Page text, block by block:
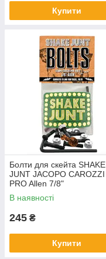
Купити
Болти для скейта SHAKE
JUNT JACOPO CAROZZI
PRO Allen 7/8"
В наявності
245 ₴
Купити